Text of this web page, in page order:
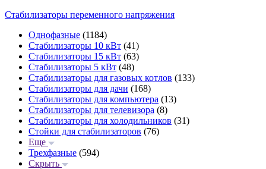
Стабилизаторы переменного напряжения
Однофазные (1184)
Стабилизаторы 10 кВт (41)
Стабилизаторы 15 кВт (63)
Стабилизаторы 5 кВт (48)
Стабилизаторы для газовых котлов (133)
Стабилизаторы для дачи (168)
Стабилизаторы для компьютера (13)
Стабилизаторы для телевизора (8)
Стабилизаторы для холодильников (31)
Стойки для стабилизаторов (76)
Еще
Трехфазные (594)
Скрыть